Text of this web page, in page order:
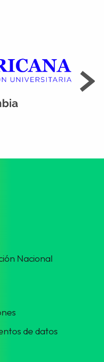
Nacional
de datos